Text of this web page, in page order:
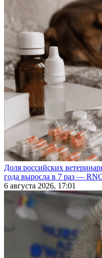
Доля российских
года выросла в 7 раз —
6 августа 2026, 17:01